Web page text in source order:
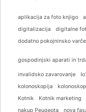
aplikacija za foto knjigo
digitalizacija
digitalne
dodatno pokojninsko
gospodinjski aparati in
invalidsko zavarovanje
kolonoskopija
Kotnik
Kotnik marketing
nakup Peugeota
nova